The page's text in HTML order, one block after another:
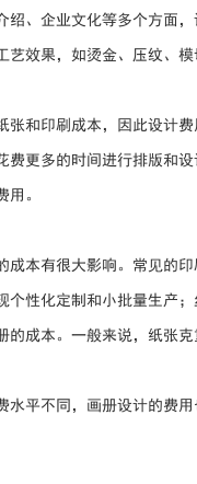
绍、企业文化等多个方面，
艺效果，如烫金、压纹、
张和印刷成本，因此设计费
费更多的时间进行排版和
用。
成本有很大影响。常见的
个性化定制和小批量生产
的成本。一般来说，纸张
水平不同，画册设计的费